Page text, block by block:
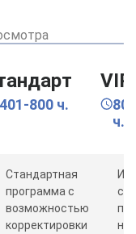
401-800 ч.
VIP
ч.
Стандартная
программа с
возможностью
корректировки